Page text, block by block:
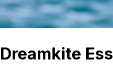
Dreamkite